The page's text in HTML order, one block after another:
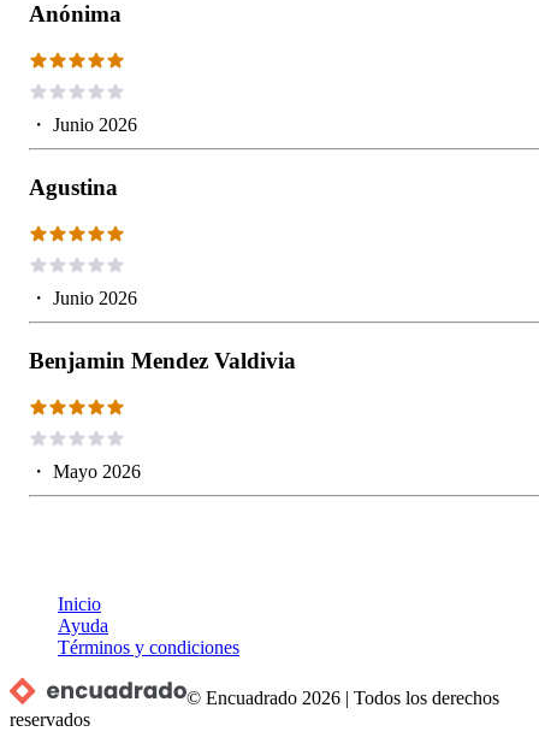
Anónima
・ Junio 2026
Agustina
・ Junio 2026
Benjamin Mendez Valdivia
・ Mayo 2026
Inicio
Ayuda
Términos y condiciones
© Encuadrado 2026 |Todos los derechos
reservados